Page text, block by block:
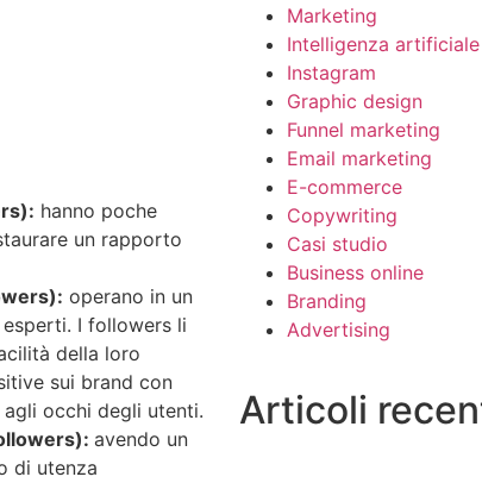
hanno poche
un rapporto
operano in un
I followers li
della loro
sui brand con
occhi degli utenti.
avendo un
di utenza
Marketing
Intelligenza artificiale
Instagram
Graphic design
Funnel marketing
Email marketing
E-commerce
Copywriting
Casi studio
Business online
Branding
Advertising
Articoli